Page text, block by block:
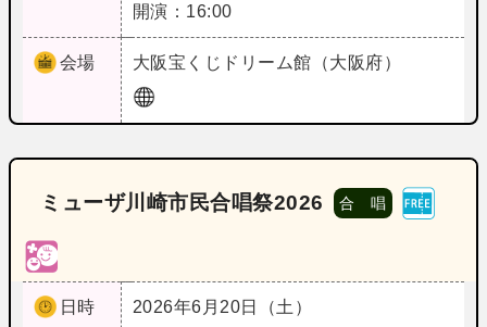
開演：16:00
会場 大阪宝くじドリーム館（大阪府）
ミューザ川崎市民合唱祭2026 合 唱
日時
2026年6月20日（土）